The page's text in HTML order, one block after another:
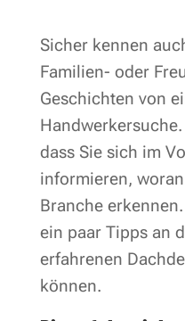
Sicher kennen
Familien- oder
Geschichten von
dass Sie sich im
informieren,
Branche
ein paar Tipps an
erfahrenen
können.